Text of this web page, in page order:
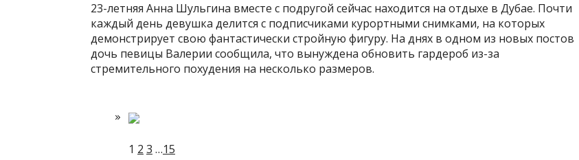
23-летняя Анна Шульгина вместе с подругой сейчас находится на отдыхе в Дубае. Почти
каждый день девушка делится с подписчиками курортными снимками, на которых
демонстрирует свою фантастически стройную фигуру. На днях в одном из новых постов
дочь певицы Валерии сообщила, что вынуждена обновить гардероб из-за
стремительного похудения на несколько размеров.
1 2 3 …15